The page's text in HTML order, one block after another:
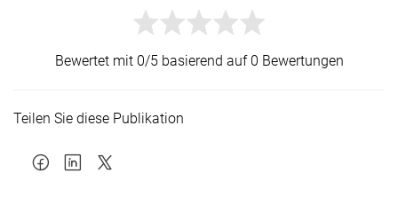
Bewertet mit 0/5 basierend auf 0 Bewertungen
Teilen Sie diese Publikation